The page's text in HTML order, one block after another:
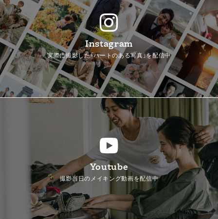
Instagram
実際に撮影した「ハートのある写真」を配信中
Youtube
撮影当日のメイキング動画を配信中